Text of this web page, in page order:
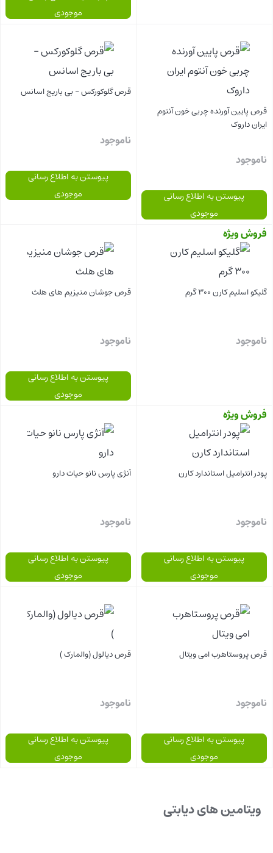
موجودی
قرص پایین آورنده چربی خون آنتوم
ایران داروک
ناموجود
بستن
پیوستن به اطلاع رسانی
موجودی
قرص گلوکورکس – بی باریج اسانس
ناموجود
پیوستن به اطلاع رسانی
موجودی
فروش ویژه
گلیکو اسلیم کارن 300 گرم
ناموجود
بستن
قرص جوشان منیزیم های هلث
ناموجود
پیوستن به اطلاع رسانی
موجودی
فروش ویژه
پودر انترامیل استاندارد کارن
ناموجود
پیوستن به اطلاع رسانی
موجودی
آنژی پارس نانو حیات دارو
ناموجود
پیوستن به اطلاع رسانی
موجودی
قرص پروستاهرب امی ویتال
ناموجود
پیوستن به اطلاع رسانی
موجودی
قرص دیالول (والمارک )
ناموجود
پیوستن به اطلاع رسانی
موجودی
ویتامین های دیابتی